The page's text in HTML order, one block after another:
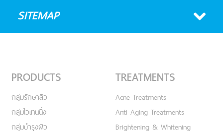
SITEMAP
PRODUCTS
กลุ่มรักษาสิว
กลุ่มไวเทนนิ่ง
กลุ่มบำรุงผิว
TREATMENTS
Acne Treatments
Anti Aging Treatments
Brightening & Whitening